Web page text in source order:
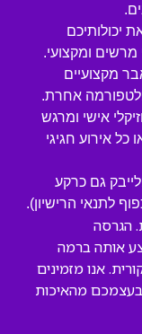
יכולותיכם
מרשים ומקצועי.
מקצועיים
פלטפורמה אחרת.
אישי ומרגש
אירוע חגיגי
גם כרקע
לתנאי הרישיון).
הגרסה
אותה ברמה
אנו מזמינים
מהאיכות